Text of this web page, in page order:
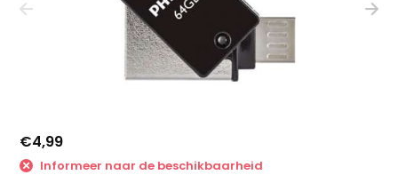
€4,99
Informeer naar de beschikbaarheid